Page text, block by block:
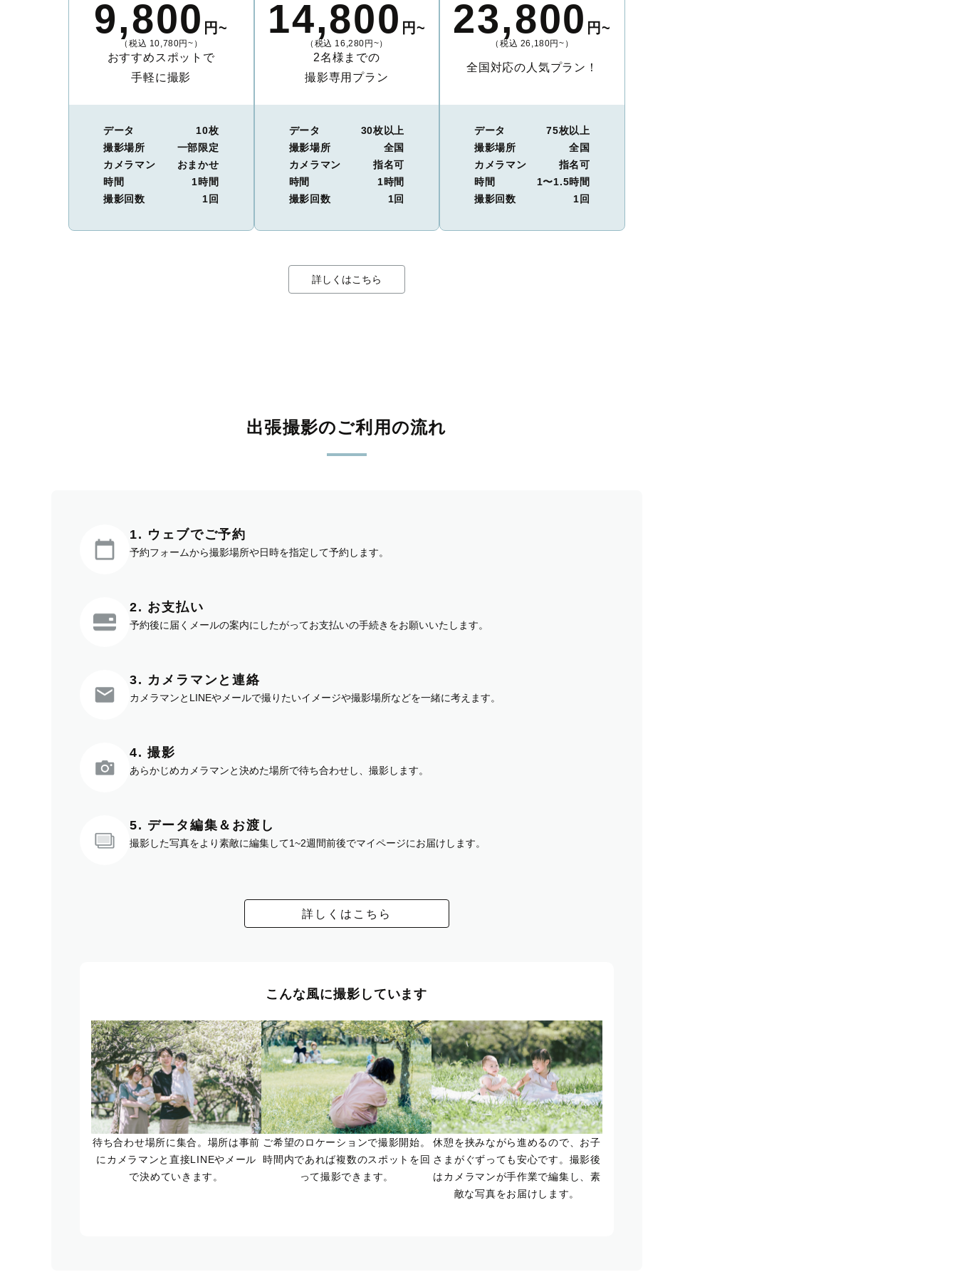
9,800 円~
（税込 10,780円~）
おすすめスポットで
手軽に撮影
データ
10枚
撮影場所
一部限定
カメラマン
おまかせ
時間
1時間
撮影回数
1回
14,800 円~
（税込 16,280円~）
2名様までの
撮影専用プラン
データ
30枚以上
撮影場所
全国
カメラマン
指名可
時間
1時間
撮影回数
1回
23,800 円~
（税込 26,180円~）
全国対応の人気プラン！
データ
75枚以上
撮影場所
全国
カメラマン
指名可
時間
1〜1.5時間
撮影回数
1回
詳しくはこちら
出張撮影のご利用の流れ
1. ウェブでご予約
予約フォームから撮影場所や日時を指定して予約します。
2. お支払い
予約後に届くメールの案内にしたがってお支払いの手続きをお願いいたします。
3. カメラマンと連絡
カメラマンとLINEやメールで撮りたいイメージや撮影場所などを一緒に考えます。
4. 撮影
あらかじめカメラマンと決めた場所で待ち合わせし、撮影します。
5. データ編集＆お渡し
撮影した写真をより素敵に編集して1~2週間前後でマイページにお届けします。
詳しくはこちら
こんな風に撮影しています
待ち合わせ場所に集合。場所は事前
にカメラマンと直接LINEやメール
で決めていきます。
ご希望のロケーションで撮影開始。
時間内であれば複数のスポットを回
って撮影できます。
休憩を挟みながら進めるので、お子
さまがぐずっても安心です。撮影後
はカメラマンが手作業で編集し、素
敵な写真をお届けします。